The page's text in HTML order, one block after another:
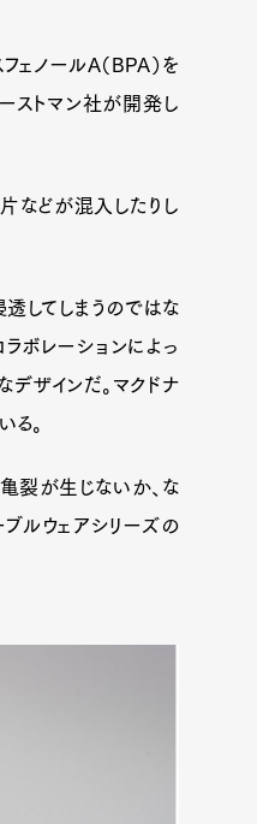
ノールA（BPA）を
ストマン社が開発し
などが混入したりし
透してしまうのではな
ボレーションによっ
ザインだ。マクドナ
る。
裂が生じないか、な
ルウェアシリーズの